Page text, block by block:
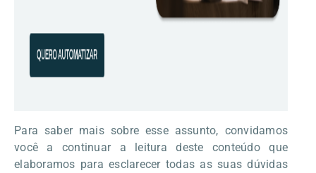
Para saber mais sobre esse assunto, convidamos
você a continuar a leitura deste conteúdo que
elaboramos para esclarecer todas as suas dúvidas